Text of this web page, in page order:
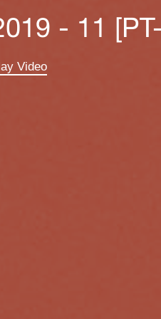
- 11
Video